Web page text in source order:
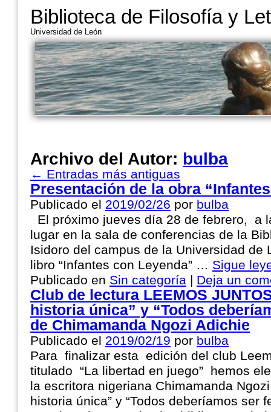
Biblioteca de Filosofía y
Universidad de León
Archivo del Autor: bulba
← Entradas más antiguas
Presentación de la obra
Publicado el 2019/02/26 por bulba
El próximo jueves día 28 de febrero, a
lugar en la sala de conferencias de la
Isidoro del campus de la Universidad de
libro “Infantes con Leyenda” … Sigue
Publicado en Sin categoría | Deja un
Club de lectura LEEMOS
historia única” y “Todos
de Chimamanda Ngozi Adichie
Publicado el 2019/02/19 por bulba
Para finalizar esta edición del club
titulado “La libertad en juego” hemos
la escritora nigeriana Chimamanda
historia única” y “Todos deberíamos ser